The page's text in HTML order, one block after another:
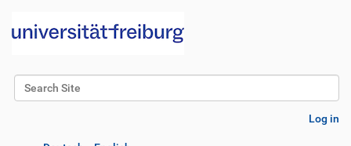
Search Site
Log in